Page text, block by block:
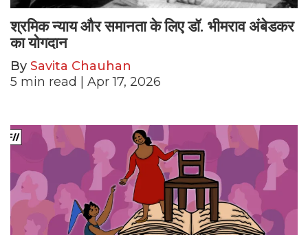
श्रमिक न्याय और समानता के लिए डॉ. भीमराव अंबेडकर
का योगदान
By Savita Chauhan
5 min read | Apr 17, 2026